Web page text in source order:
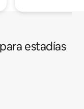
estadías